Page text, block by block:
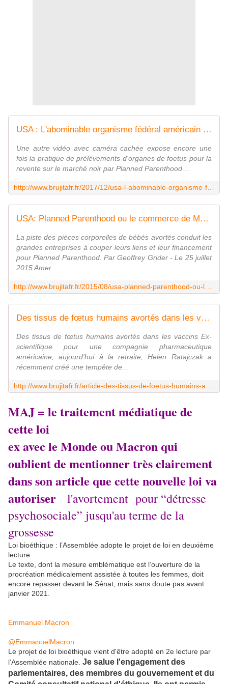
USA : L'abominable organisme fédéral américain Planned Parenthood est officiellement sous enquête par le ministère de la Justice dans le dossier de la vente de tissus de bébés avortés - MOINS de BIENS PLUS de LIENS
Une autre vidéo avec caméra cachée expose encore une
fois la pratique de prélèvements d'organes de foetus pour la
revente sur le marché noir par Planned Parenthood ...
http://www.brujitafr.fr/2017/12/usa-l-abominable-organisme-federal-americain-planned-parenthood-est-officiellement-sous-enquete-par-le-ministere-de-la-justice-dans
USA: Planned Parenthood ou le commerce de MORCEAUX DE BÉBÉS AVORTÉS - MOINS de BIENS PLUS de LIENS
La piste des pièces corporelles de bébés avortés conduit les
grandes entreprises à couper leurs liens et leur financement
pour Planned Parenthood. Par Geoffrey Grider - Le 25 juillet
2015 Amer...
http://www.brujitafr.fr/2015/08/usa-planned-parenthood-ou-le-commerce-de-morceaux-de-bebes-avortes.html
Des tissus de fœtus humains avortés dans les vaccins - MOINS de BIENS PLUS de LIENS
Des tissus de fœtus humains avortés dans les vaccins Ex-
scientifique pour une compagnie pharmaceutique
américaine, aujourd'hui à la retraite, Helen Ratajczak a
récemment créé une tempête de...
http://www.brujitafr.fr/article-des-tissus-de-foetus-humains-avortes-dans-les-vaccins-86345959.html
MAJ = le traitement médiatique de
cette loi
ex avec le Monde ou Macron qui
oublient de mentionner très clairement
dans son article que cette nouvelle loi va
autoriser l'avortement pour “détresse
psychosociale” jusqu'au terme de la
grossesse
Loi bioéthique : l’Assemblée adopte le projet de loi en deuxième
lecture
Le texte, dont la mesure emblématique est l’ouverture de la
procréation médicalement assistée à toutes les femmes, doit
encore repasser devant le Sénat, mais sans doute pas avant
janvier 2021.
Emmanuel Macron
@EmmanuelMacron
Le projet de loi bioéthique vient d'être adopté en 2e lecture par
l’Assemblée nationale. Je salue l'engagement des
parlementaires, des membres du gouvernement et du